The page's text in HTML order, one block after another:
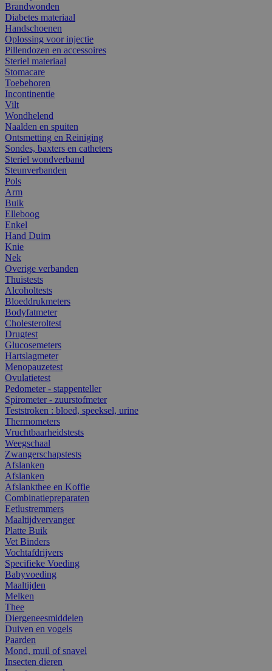
Brandwonden
Diabetes materiaal
Handschoenen
Oplossing voor injectie
Pillendozen en accessoires
Steriel materiaal
Stomacare
Toebehoren
Incontinentie
Vilt
Wondhelend
Naalden en spuiten
Ontsmetting en Reiniging
Sondes, baxters en catheters
Steriel wondverband
Steunverbanden
Pols
Arm
Buik
Elleboog
Enkel
Hand Duim
Knie
Nek
Overige verbanden
Thuistests
Alcoholtests
Bloeddrukmeters
Bodyfatmeter
Cholesteroltest
Drugtest
Glucosemeters
Hartslagmeter
Menopauzetest
Ovulatietest
Pedometer - stappenteller
Spirometer - zuurstofmeter
Teststroken : bloed, speeksel, urine
Thermometers
Vruchtbaarheidstests
Weegschaal
Zwangerschapstests
Afslanken
Afslanken
Afslankthee en Koffie
Combinatiepreparaten
Eetlustremmers
Maaltijdvervanger
Platte Buik
Vet Binders
Vochtafdrijvers
Specifieke Voeding
Babyvoeding
Maaltijden
Melken
Thee
Diergeneesmiddelen
Duiven en vogels
Paarden
Mond, muil of snavel
Insecten dieren